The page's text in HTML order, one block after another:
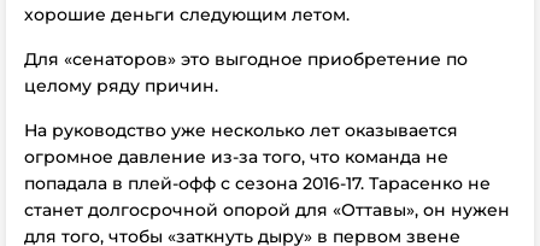
хорошие деньги следующим летом.
Для «сенаторов» это выгодное приобретение по
целому ряду причин.
На руководство уже несколько лет оказывается
огромное давление из-за того, что команда не
попадала в плей-офф с сезона 2016-17. Тарасенко не
станет долгосрочной опорой для «Оттавы», он нужен
для того, чтобы «заткнуть дыру» в первом звене